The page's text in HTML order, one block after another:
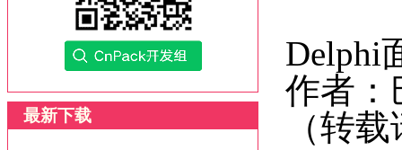
最新下载
Delphi
作者：
（转